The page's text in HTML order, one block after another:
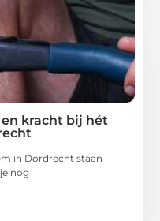
kracht bij hét
in Dordrecht staan
nog